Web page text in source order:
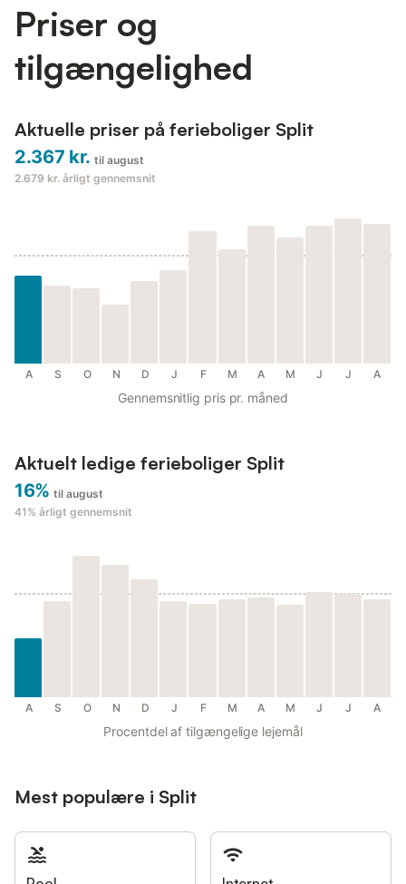
Priser og
tilgængelighed
Aktuelle priser på ferieboliger Split
2.367 kr. til august
2.679 kr. årligt gennemsnit
A S O N D J F M A M J J A
Gennemsnitlig pris pr. måned
Aktuelt ledige ferieboliger Split
16% til august
41% årligt gennemsnit
A S O N D J F M A M J J A
Procentdel af tilgængelige lejemål
Mest populære i Split